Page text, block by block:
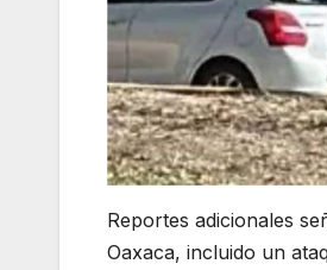
Reportes adicionales
Oaxaca, incluido un